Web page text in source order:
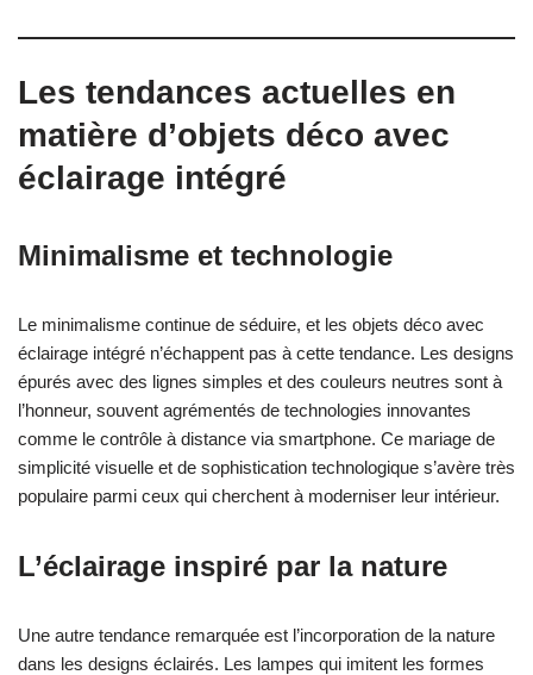
Les tendances actuelles en
matière d’objets déco avec
éclairage intégré
Minimalisme et technologie
Le minimalisme continue de séduire, et les objets déco avec
éclairage intégré n’échappent pas à cette tendance. Les designs
épurés avec des lignes simples et des couleurs neutres sont à
l’honneur, souvent agrémentés de technologies innovantes
comme le contrôle à distance via smartphone. Ce mariage de
simplicité visuelle et de sophistication technologique s’avère très
populaire parmi ceux qui cherchent à moderniser leur intérieur.
L’éclairage inspiré par la nature
Une autre tendance remarquée est l’incorporation de la nature
dans les designs éclairés. Les lampes qui imitent les formes